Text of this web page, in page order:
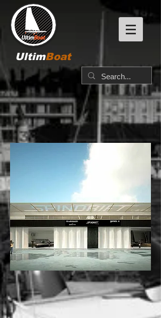
UltimBoat